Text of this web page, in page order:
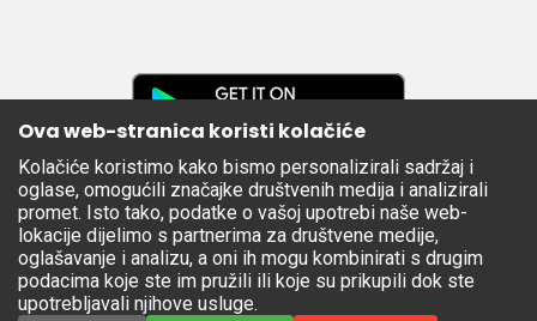
Apple
Store
Ova web-stranica koristi kolačiće
Kolačiće koristimo kako bismo personalizirali sadržaj i
oglase, omogućili značajke društvenih medija i analizirali
promet. Isto tako, podatke o vašoj upotrebi naše web-
lokacije dijelimo s partnerima za društvene medije,
oglašavanje i analizu, a oni ih mogu kombinirati s drugim
podacima koje ste im pružili ili koje su prikupili dok ste
upotrebljavali njihove usluge.